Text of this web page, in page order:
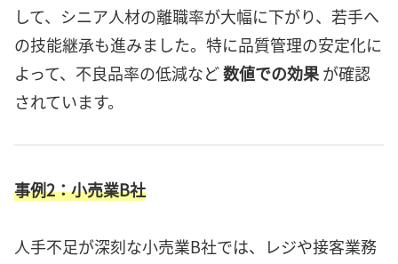
して、シニア人材の離職率が大幅に下がり、若手へ
の技能継承も進みました。特に品質管理の安定化に
よって、不良品率の低減など数値での効果が確認
されています。
事例2：小売業B社
人手不足が深刻な小売業B社では、レジや接客業務